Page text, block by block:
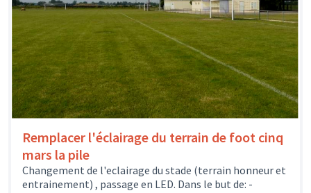
Remplacer l'éclairage du terrain de foot cinq
mars la pile
Changement de l'eclairage du stade (terrain honneur et
entrainement) , passage en LED. Dans le but de: -